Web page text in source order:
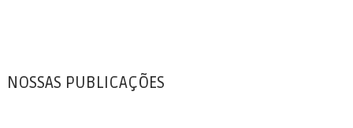
NOSSAS PUBLICAÇÕES